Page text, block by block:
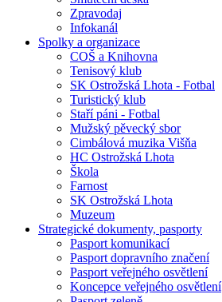
Zpravodaj
Infokanál
Spolky a organizace
COŠ a Knihovna
Tenisový klub
SK Ostrožská Lhota - Fotbal
Turistický klub
Staří páni - Fotbal
Mužský pěvecký sbor
Cimbálová muzika Višňa
HC Ostrožská Lhota
Škola
Farnost
SK Ostrožská Lhota
Muzeum
Strategické dokumenty, pasporty
Pasport komunikací
Pasport dopravního značení
Pasport veřejného osvětlení
Koncepce veřejného osvětlení